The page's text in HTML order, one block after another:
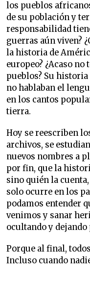
los pueblos
de su población y
responsabilidad
guerras aún viven?
la historia de
europeo? ¿Acaso
pueblos? Su
no hablaban el
en los cantos
tierra.
Hoy se reescriben
archivos, se
nuevos nombres a
por fin, que la
sino quién la
solo ocurre en los
podamos entender
venimos y sanar
ocultando y dejando
Porque al final,
Incluso cuando